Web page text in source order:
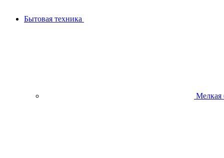
Бытовая техника
Мелкая